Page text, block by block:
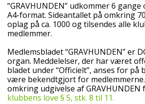
VIL DU BETÆNKE DGK MED EN
RYGFOTOGRAFERING 2026
“GRAVHUNDEN” udkommer 6
A4-format. Sideantallet på omkring
oplag på ca. 1000 og tilsendes alle
medlemmer.
Medlemsbladet “GRAVHUNDEN” er
organ. Meddelelser, der har været
bladet under “Officielt”, anses for på
være bekendtgjort for
omkring udgivelse af
klubbens love § 5, stk. 8 til 11.